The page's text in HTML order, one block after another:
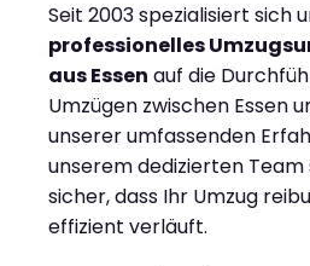
Seit 2003 spezialisiert sich
professionelles
aus Essen auf die
Umzügen zwischen Essen
unserer umfassenden
unserem dedizierten
sicher, dass Ihr Umzug
effizient verläuft.